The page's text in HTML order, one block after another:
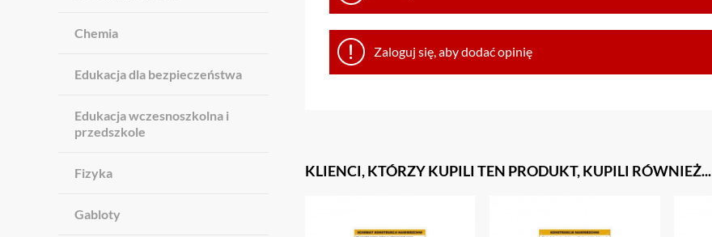
Chemia
Edukacja dla bezpieczeństwa
Edukacja wczesnoszkolna i
przedszkole
Fizyka
Gabloty
Zaloguj się, aby dodać opinię
KLIENCI, KTÓRZY KUPILI TEN PRODUKT, KUPILI RÓWNIEŻ...